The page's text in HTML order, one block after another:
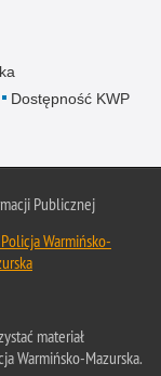
Dostępność KWP
Publicznej
Warmińsko-
materiał
Warmińsko-Mazurska.